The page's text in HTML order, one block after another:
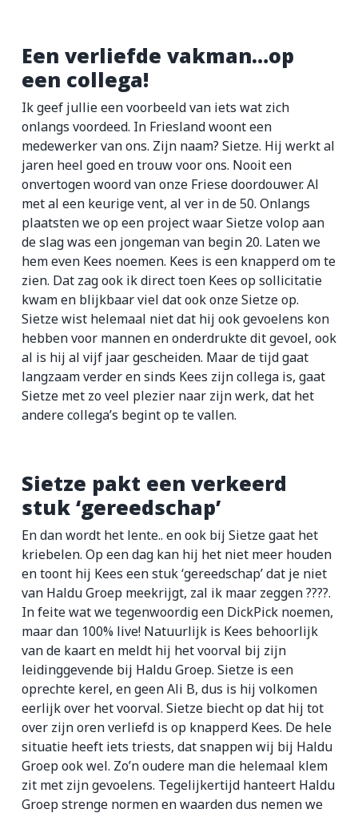
Een verliefde vakman…op
een collega!
Ik geef jullie een voorbeeld van iets wat zich
onlangs voordeed. In Friesland woont een
medewerker van ons. Zijn naam? Sietze. Hij werkt al
jaren heel goed en trouw voor ons. Nooit een
onvertogen woord van onze Friese doordouwer. Al
met al een keurige vent, al ver in de 50. Onlangs
plaatsten we op een project waar Sietze volop aan
de slag was een jongeman van begin 20. Laten we
hem even Kees noemen. Kees is een knapperd om te
zien. Dat zag ook ik direct toen Kees op sollicitatie
kwam en blijkbaar viel dat ook onze Sietze op.
Sietze wist helemaal niet dat hij ook gevoelens kon
hebben voor mannen en onderdrukte dit gevoel, ook
al is hij al vijf jaar gescheiden. Maar de tijd gaat
langzaam verder en sinds Kees zijn collega is, gaat
Sietze met zo veel plezier naar zijn werk, dat het
andere collega’s begint op te vallen.
Sietze pakt een verkeerd
stuk ‘gereedschap’
En dan wordt het lente.. en ook bij Sietze gaat het
kriebelen. Op een dag kan hij het niet meer houden
en toont hij Kees een stuk ‘gereedschap’ dat je niet
van Haldu Groep meekrijgt, zal ik maar zeggen ????.
In feite wat we tegenwoordig een DickPick noemen,
maar dan 100% live! Natuurlijk is Kees behoorlijk
van de kaart en meldt hij het voorval bij zijn
leidinggevende bij Haldu Groep. Sietze is een
oprechte kerel, en geen Ali B, dus is hij volkomen
eerlijk over het voorval. Sietze biecht op dat hij tot
over zijn oren verliefd is op knapperd Kees. De hele
situatie heeft iets triests, dat snappen wij bij Haldu
Groep ook wel. Zo’n oudere man die helemaal klem
zit met zijn gevoelens. Tegelijkertijd hanteert Haldu
Groep strenge normen en waarden dus nemen we